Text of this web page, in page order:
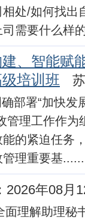
处/如何找出
需要什么样
、智能赋
培训班
部署“加快发
管理工作作
的紧迫任务
理重要基......
2026年08月
理解助理秘